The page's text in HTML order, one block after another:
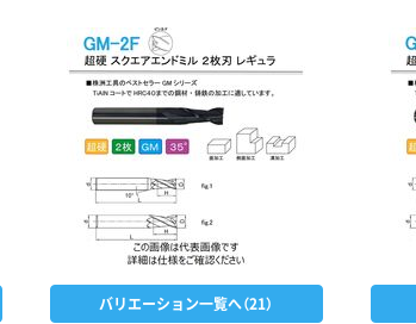
バリエーション一覧へ（21）